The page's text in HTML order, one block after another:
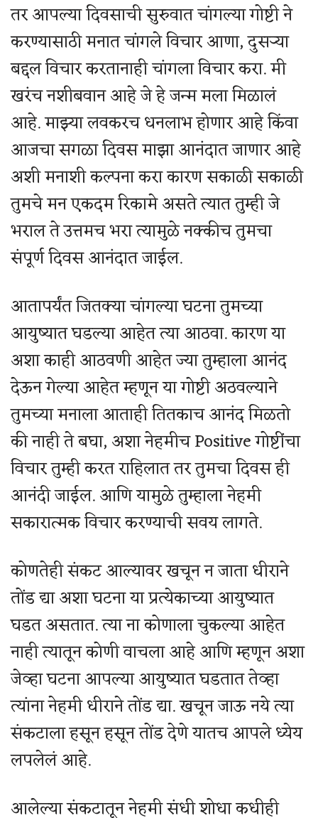
तर आपल्या दिवसाची सुरुवात चांगल्या गोष्टी ने
करण्यासाठी मनात चांगले विचार आणा, दुसऱ्या
बद्दल विचार करतानाही चांगला विचार करा. मी
खरंच नशीबवान आहे जे हे जन्म मला मिळालं
आहे. माझ्या लवकरच धनलाभ होणार आहे किंवा
आजचा सगळा दिवस माझा आनंदात जाणार आहे
अशी मनाशी कल्पना करा कारण सकाळी सकाळी
तुमचे मन एकदम रिकामे असते त्यात तुम्ही जे
भराल ते उत्तमच भरा त्यामुळे नक्कीच तुमचा
संपूर्ण दिवस आनंदात जाईल.
आतापर्यंत जितक्या चांगल्या घटना तुमच्या
आयुष्यात घडल्या आहेत त्या आठवा. कारण या
अशा काही आठवणी आहेत ज्या तुम्हाला आनंद
देऊन गेल्या आहेत म्हणून या गोष्टी अठवल्याने
तुमच्या मनाला आताही तितकाच आनंद मिळतो
की नाही ते बघा, अशा नेहमीच Positive गोष्टींचा
विचार तुम्ही करत राहिलात तर तुमचा दिवस ही
आनंदी जाईल. आणि यामुळे तुम्हाला नेहमी
सकारात्मक विचार करण्याची सवय लागते.
कोणतेही संकट आल्यावर खचून न जाता धीराने
तोंड द्या अशा घटना या प्रत्येकाच्या आयुष्यात
घडत असतात. त्या ना कोणाला चुकल्या आहेत
नाही त्यातून कोणी वाचला आहे आणि म्हणून अशा
जेव्हा घटना आपल्या आयुष्यात घडतात तेव्हा
त्यांना नेहमी धीराने तोंड द्या. खचून जाऊ नये त्या
संकटाला हसून हसून तोंड देणे यातच आपले ध्येय
लपलेलं आहे.
आलेल्या संकटातून नेहमी संधी शोधा कधीही